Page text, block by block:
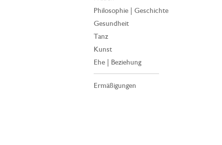
Philosophie | Geschichte
Gesundheit
Tanz
Kunst
Ehe | Beziehung
Ermäßigungen